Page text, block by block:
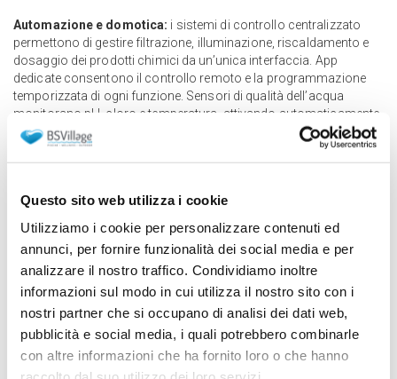
Questo sito web utilizza i cookie
Utilizziamo i cookie per personalizzare contenuti ed
annunci, per fornire funzionalità dei social media e per
analizzare il nostro traffico. Condividiamo inoltre
informazioni sul modo in cui utilizza il nostro sito con i
nostri partner che si occupano di analisi dei dati web,
pubblicità e social media, i quali potrebbero combinarle
con altre informazioni che ha fornito loro o che hanno
Automazione e domotica: i sistemi di controllo centralizzato
permettono di gestire filtrazione, illuminazione, riscaldamento e
dosaggio dei prodotti chimici da un’unica interfaccia. App
dedicate consentono il controllo remoto e la programmazione
temporizzata di ogni funzione. Sensori di qualità dell’acqua
monitorano pH, cloro e temperatura, attivando automaticamente
le correzioni necessarie. Costo medio di un sistema completo:
1.500-3.000€, ammortizzabile nel tempo grazie all’ottimizzazione
dei consumi.
Accessori utili da inserire in fase progettuale
Gli accessori completano la funzionalità della piscina e ne
migliorano comfort, sicurezza ed estetica. Prevederli in fase di
progettazione evita interventi successivi, spesso complessi e
costosi.
Coperture: proteggono l’acqua da sporco e fogliame, riducono
l’evaporazione e mantengono la temperatura. Le coperture